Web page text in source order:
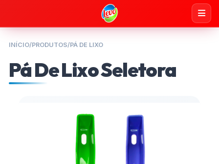
INÍCIO/PRODUTOS/PÁ DE LIXO
Pá De Lixo Seletora